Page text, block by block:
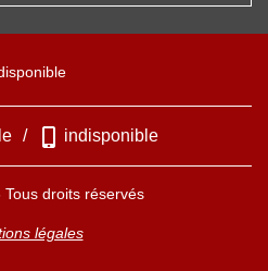
/ indisponible
droits réservés
légales